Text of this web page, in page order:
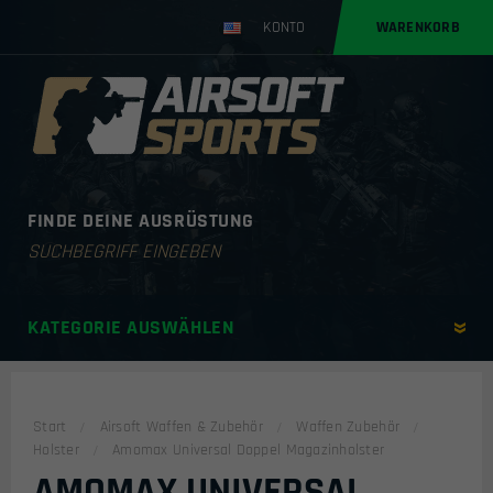
KONTO WARENKORB
FINDE DEINE AUSRÜSTUNG
Products
KATEGORIE AUSWÄHLEN
Start Airsoft Waffen & Zubehör
Waffen Zubehör
Holster
Amomax Universal Doppel Magazinholster